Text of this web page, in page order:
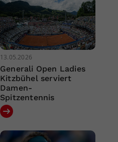
13.05.2026
Generali Open Ladies
Kitzbühel serviert
Damen-
Spitzentennis